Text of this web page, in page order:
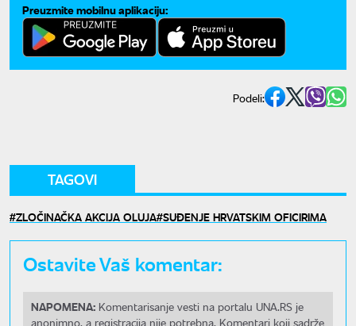
Preuzmite mobilnu aplikaciju:
Podeli:
TAGOVI
ZLOČINAČKA AKCIJA OLUJA SUĐENJE HRVATSKIM OFICIRIMA
Ostavite Vaš komentar:
NAPOMENA: Komentarisanje vesti na portalu UNA.RS je
anonimno, a registracija nije potrebna. Komentari koji sadrže